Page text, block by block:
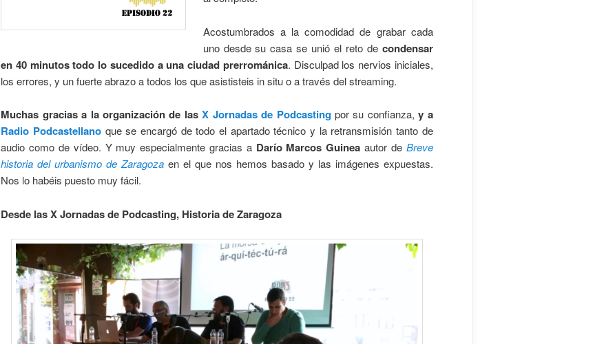
Acostumbrados a la comodidad de grabar cada
uno desde su casa se unió el reto de condensar
en 40 minutos todo lo sucedido a una ciudad prerrománica. Disculpad los nervios iniciales,
los errores, y un fuerte abrazo a todos los que asististeis in situ o a través del streaming.
Muchas gracias a la organización de lasX Jornadas de Podcastingpor su confianza,y a
Radio Podcastellanoque se encargó de todo el apartado técnico y la retransmisión tanto de
audio como de vídeo. Y muy especialmente gracias a Darío Marcos Guinea autor de Breve
historia del urbanismo de Zaragoza en el que nos hemos basado y las imágenes expuestas.
Nos lo habéis puesto muy fácil.
Desde las X Jornadas de Podcasting, Historia de Zaragoza